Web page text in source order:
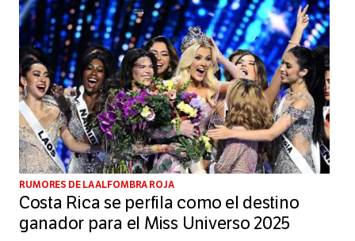
RUMORES DE LA ALFOMBRA ROJA
Costa Rica se perfila como el destino
ganador para el Miss Universo 2025